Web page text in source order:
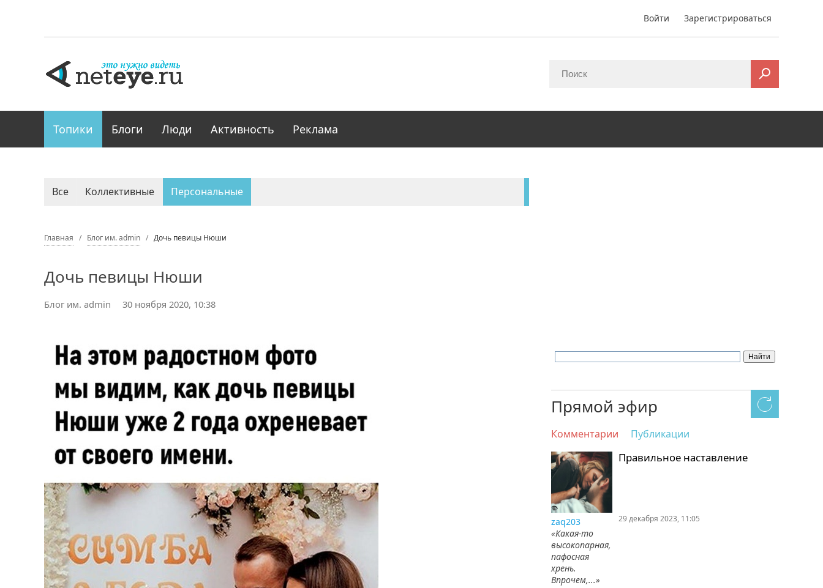
Войти Зарегистрироваться
Топики Блоги Люди Активность Реклама
Все Коллективные Персональные
Главная Блог им. admin Дочь певицы Нюши
Дочь певицы Нюши
Блог им. admin 30 ноября 2020, 10:38
Прямой эфир
Комментарии Публикации
Правильное наставление
zaq203
«Какая-то
высокопарная,
пафосная
хрень.
Впрочем,...»
29 декабря 2023, 11:05